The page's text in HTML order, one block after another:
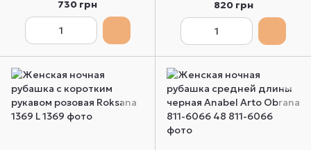
730 грн
Lingerie 108 XS
820 грн